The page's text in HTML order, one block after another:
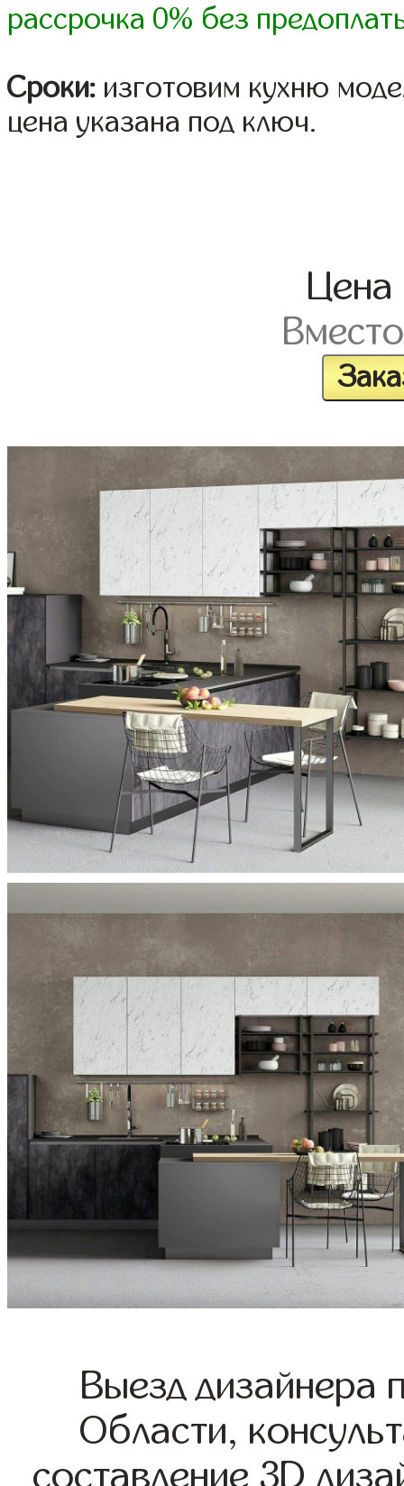
рассрочка 0% без
Сроки: изготовим кухню
цена указана под ключ.
Цена
Вместо
Выезд дизайнера
Области,
составление 3D